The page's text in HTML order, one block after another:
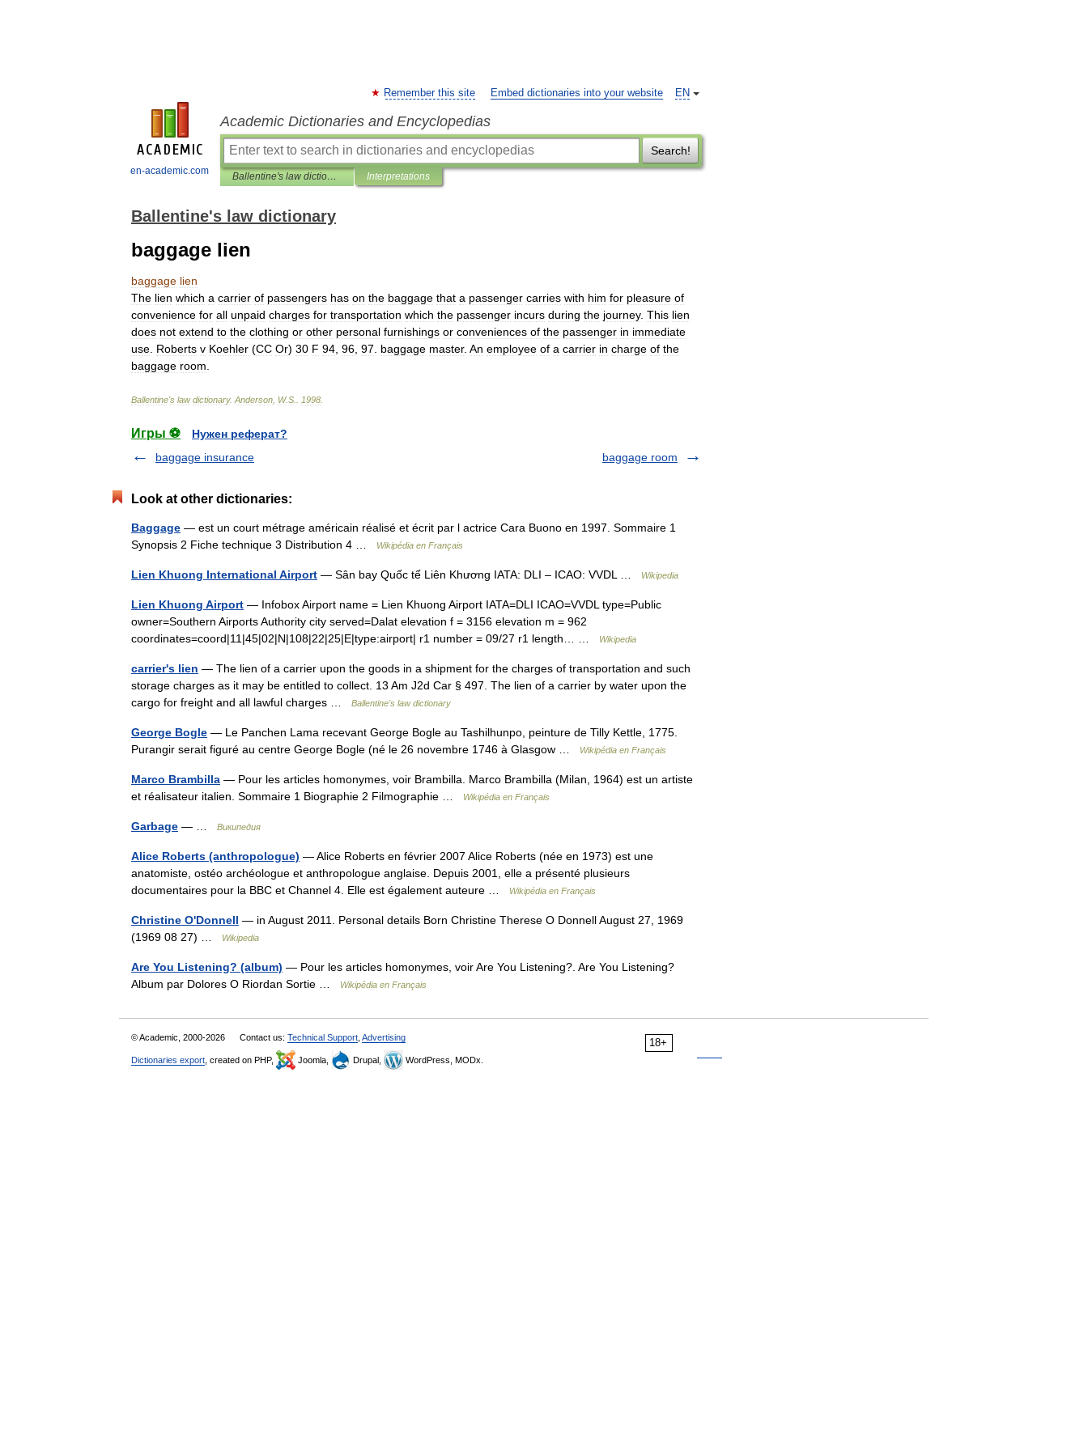
en-academic.com
EN
Remember this site Embed dictionaries into your website
Academic Dictionaries and Encyclopedias
Search!
Ballentine's law dictionary Interpretations
Ballentine's law dictionary
baggage lien
baggage lien
The lien which a carrier of passengers has on the baggage that a passenger carries with him for pleasure of
convenience for all unpaid charges for transportation which the passenger incurs during the journey. This lien
does not extend to the clothing or other personal furnishings or conveniences of the passenger in immediate
use Roberts v Koehler (CC Or) 30 F 94 96 97 baggage master. An employee of a carrier in charge of the
baggage room
Ballentine's law dictionary. Anderson W.S 1998
Игры ⚽
Нужен реферат?
baggage insurance
baggage room
Look at other dictionaries:
Baggage — est un court métrage américain réalisé et écrit par l actrice Cara Buono en 1997. Sommaire 1
Synopsis 2 Fiche technique 3 Distribution 4 …
Wikipédia en Français
Lien Khuong International Airport — Sân bay Quốc tế Liên Khương IATA: DLI – ICAO: VVDL … Wikipedia
Lien Khuong Airport — Infobox Airport name = Lien Khuong Airport IATA=DLI ICAO=VVDL type=Public
owner=Southern Airports Authority city served=Dalat elevation f = 3156 elevation m = 962
coordinates=coord|11|45|02|N|108|22|25|E|type:airport| r1 number = 09/27 r1 length… …
Wikipedia
carrier's lien — The lien of a carrier upon the goods in a shipment for the charges of transportation and such
storage charges as it may be entitled to collect. 13 Am J2d Car § 497. The lien of a carrier by water upon the
cargo for freight and all lawful charges …
Ballentine's law dictionary
George Bogle — Le Panchen Lama recevant George Bogle au Tashilhunpo, peinture de Tilly Kettle, 1775.
Purangir serait figuré au centre George Bogle (né le 26 novembre 1746 à Glasgow …
Wikipédia en Français
Marco Brambilla — Pour les articles homonymes, voir Brambilla. Marco Brambilla (Milan, 1964) est un artiste
et réalisateur italien. Sommaire 1 Biographie 2 Filmographie …
Wikipédia en Français
Garbage — … Википедия
Alice Roberts (anthropologue) — Alice Roberts en février 2007 Alice Roberts (née en 1973) est une
anatomiste, ostéo archéologue et anthropologue anglaise. Depuis 2001, elle a présenté plusieurs
documentaires pour la BBC et Channel 4. Elle est également auteure …
Wikipédia en Français
Christine O'Donnell — in August 2011. Personal details Born Christine Therese O Donnell August 27, 1969
(1969 08 27) …
Wikipedia
Are You Listening? (album) — Pour les articles homonymes, voir Are You Listening?. Are You Listening?
Album par Dolores O Riordan Sortie …
Wikipédia en Français
18+
© Academic, 2000-2026 Contact us: Technical Support Advertising
Dictionaries export , created on PHP, Joomla, Drupal, WordPress, MODx.